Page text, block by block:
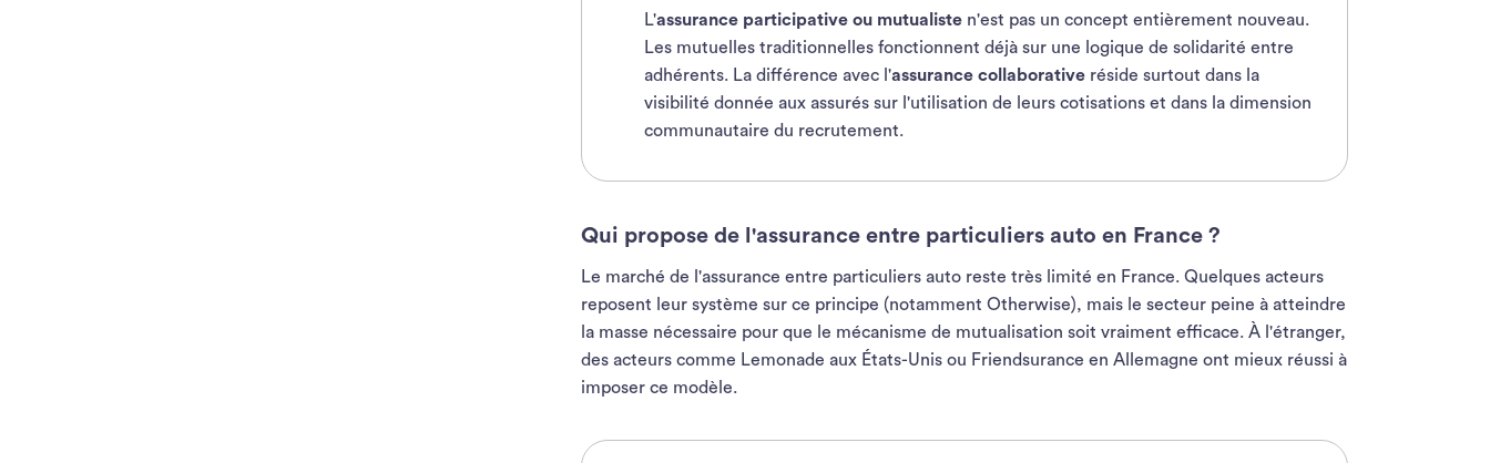
L'assurance participative ou mutualiste n'est pas un concept entièrement nouveau.
Les mutuelles traditionnelles fonctionnent déjà sur une logique de solidarité entre
adhérents. La différence avec l'assurance collaborative réside surtout dans la
visibilité donnée aux assurés sur l'utilisation de leurs cotisations et dans la dimension
communautaire du recrutement.
Qui propose de l'assurance entre particuliers auto en France ?
Le marché de l'assurance entre particuliers auto reste très limité en France. Quelques acteurs
reposent leur système sur ce principe (notamment Otherwise), mais le secteur peine à atteindre
la masse nécessaire pour que le mécanisme de mutualisation soit vraiment efficace. À l'étranger,
des acteurs comme Lemonade aux États-Unis ou Friendsurance en Allemagne ont mieux réussi à
imposer ce modèle.